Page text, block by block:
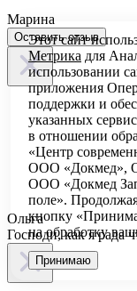
Марина
Оставить отзыв
Ольга
Господи, как я рада
Этот сайт
Метрика для
использовании
приложения
поддержки и
указанных
в отношении
«Центр
ООО «Докмед»,
ООО «Докмед
поле».
кнопку
на обработку
Принимаю